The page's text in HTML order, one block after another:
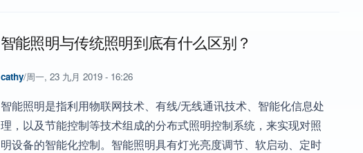
智能照明与传统照明到底有什么区别？
cathy/周一, 23 九月 2019 - 16:26
智能照明是指利用物联网技术、有线/无线通讯技术、智能化信息处
理，以及节能控制等技术组成的分布式照明控制系统，来实现对照
明设备的智能化控制。智能照明具有灯光亮度调节、软启动、定时